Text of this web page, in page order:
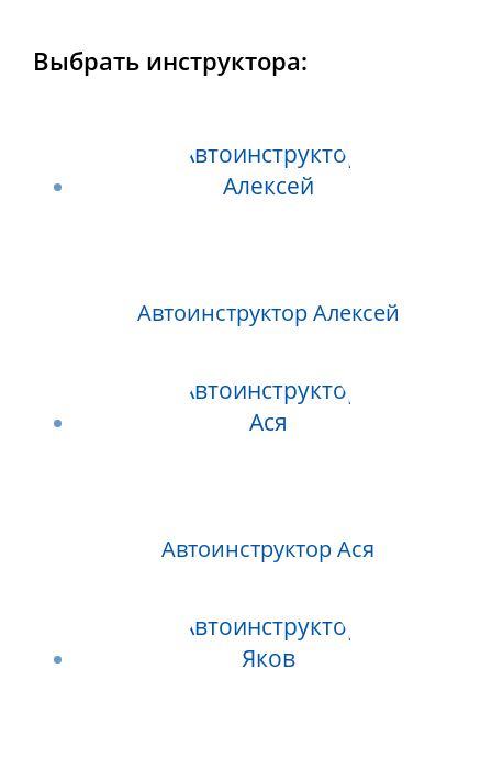
Выбрать инструктора:
Автоинструктор Алексей
Автоинструктор Ася